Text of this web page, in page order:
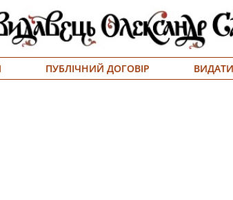
ПУБЛІЧНИЙ ДОГОВІР